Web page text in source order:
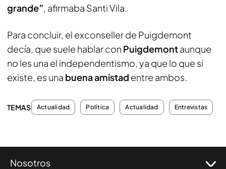
grande”, afirmaba Santi Vila.
Para concluir, el exconseller de Puigdemont
decía, que suele hablar con Puigdemontaunque
no les una el independentismo, ya que lo que si
existe, es una buena amistad entre ambos.
TEMAS Actualidad Política Actualidad Entrevistas
Nosotros